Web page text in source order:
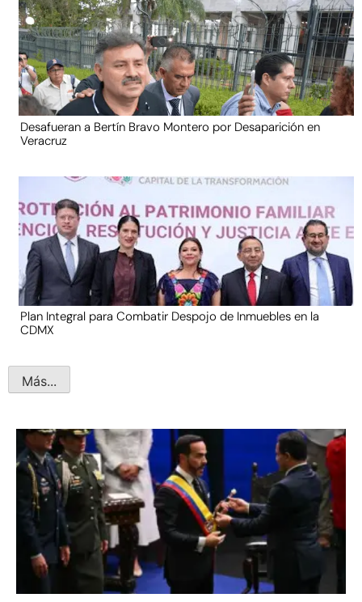
Desafueran a Bertín Bravo Montero por Desaparición en
Veracruz
Plan Integral para Combatir Despojo de Inmuebles en la
CDMX
Más...